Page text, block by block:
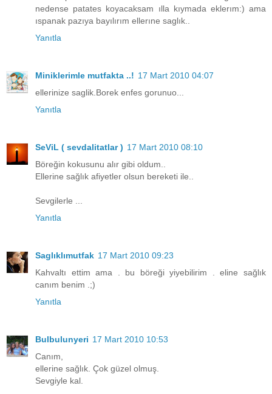
nedense patates koyacaksam ılla kıymada eklerım:) ama
ıspanak pazıya bayılırım ellerıne saglık..
Yanıtla
Miniklerimle mutfakta ..! 17 Mart 2010 04:07
ellerinize saglik.Borek enfes gorunuo...
Yanıtla
SeViL ( sevdalitatlar ) 17 Mart 2010 08:10
Böreğin kokusunu alır gibi oldum..
Ellerine sağlık afiyetler olsun bereketi ile..
Sevgilerle ...
Yanıtla
Saglıklımutfak 17 Mart 2010 09:23
Kahvaltı ettim ama . bu böreği yiyebilirim . eline sağlık
canım benim .;)
Yanıtla
Bulbulunyeri 17 Mart 2010 10:53
Canım,
ellerine sağlık. Çok güzel olmuş.
Sevgiyle kal.